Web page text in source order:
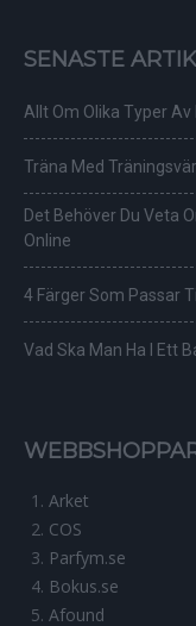
SENASTE
Allt Om Olika Typer
Träna Med
Det Behöver Du Veta
Online
4 Färger Som Passar
Vad Ska Man Ha I Ett
Arket
COS
Parfym.se
Bokus.se
Afound